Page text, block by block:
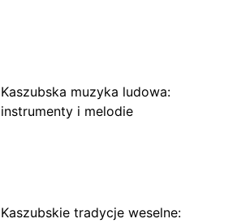
Kaszubska muzyka ludowa:
instrumenty i melodie
Kaszubskie tradycje weselne: